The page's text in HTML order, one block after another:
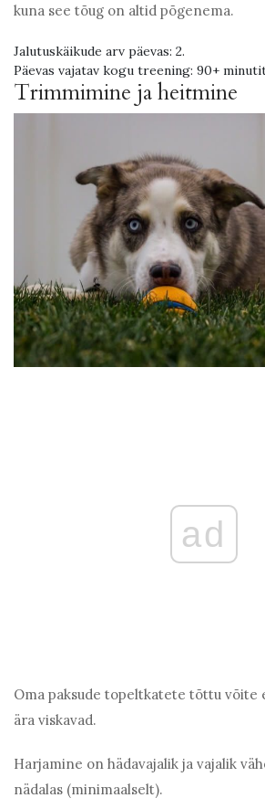
kuna see tõug on altid põgenema.
Jalutuskäikude arv päevas: 2.
Päevas vajatav kogu treening: 90+
Trimmimine ja heitmine
ad
Oma paksude topeltkatete tõttu võite
ära viskavad.
Harjamine on hädavajalik ja vajalik
nädalas (minimaalselt).